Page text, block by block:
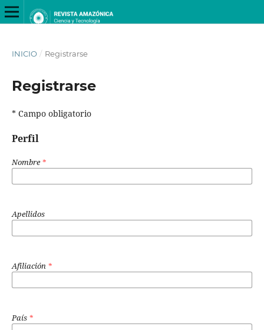
INICIO / Registrarse
Registrarse
* Campo obligatorio
Perfil
Nombre*
Apellidos
Afiliación *
País *